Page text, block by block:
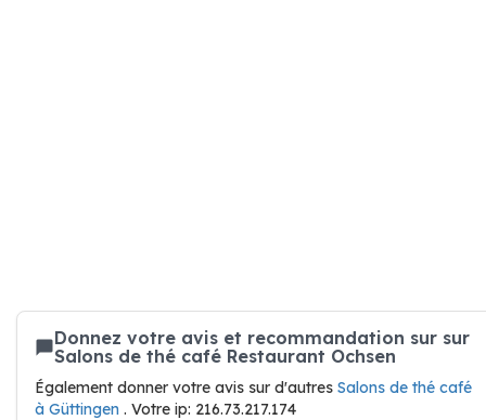
Donnez votre avis et recommandation sur sur
Salons de thé café Restaurant Ochsen
Également donner votre avis sur d'autres Salons de thé café
à Güttingen . Votre ip: 216.73.217.174